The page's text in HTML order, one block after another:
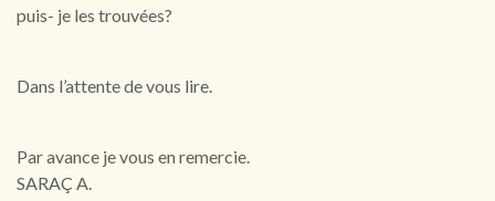
puis- je les trouvées?
Dans l’attente de vous lire.
Par avance je vous en remercie.
SARAÇ A.